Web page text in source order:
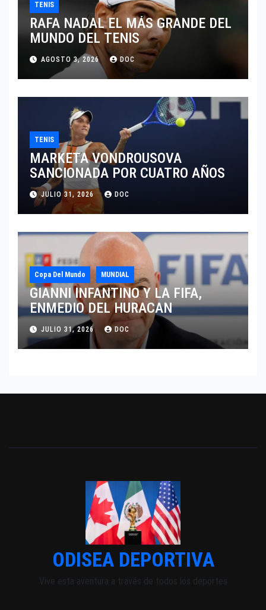
TENIS
RAFA NADAL EL MÁS GRANDE DEL
MUNDO DEL TENIS
AGOSTO 3, 2026 DOC
TENIS
MARKETA VONDROUSOVA
SANCIONADA POR CUATRO AÑOS
JULIO 31, 2026 DOC
Copa Del Mundo MUNDIAL
GIANNI INFANTINO Y LA FIFA,
ENMEDIO DEL HURACAN
JULIO 31, 2026 DOC
ODISEA DEPORTIVA
Vive esta aventura a través de todos los deportes